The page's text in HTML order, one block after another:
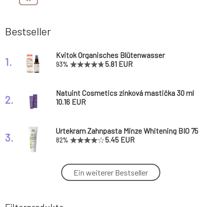
Bestseller
1.
Kvitok Organisches Blütenwasser
Damaszener Rose 30 ml
93% 5.81 EUR
2.
Natuint Cosmetics zinková mastička 30 ml
10.16 EUR
3.
Urtekram Zahnpasta Minze Whitening BIO 75
ml
82% 5.45 EUR
NORDICS Recycelbare Zahnbürste aus
Biokunststoff SOFT 6580 blau 1 Stk.
3.58 EUR
Ein weiterer Bestseller